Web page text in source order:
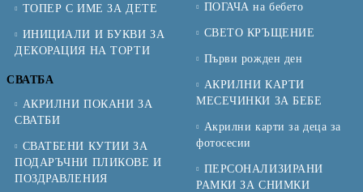
ТОПЕР С ИМЕ ЗА ДЕТЕ
ИНИЦИАЛИ И БУКВИ ЗА
ДЕКОРАЦИЯ НА ТОРТИ
СВАТБА
АКРИЛНИ ПОКАНИ ЗА
СВАТБИ
СВАТБЕНИ КУТИИ ЗА
ПОДАРЪЧНИ ПЛИКОВЕ И
ПОЗДРАВЛЕНИЯ
ПОГАЧА на бебето
СВЕТО КРЪЩЕНИЕ
Първи рожден ден
АКРИЛНИ КАРТИ
МЕСЕЧИНКИ ЗА БЕБЕ
Акрилни карти за деца за
фотосесии
ПЕРСОНАЛИЗИРАНИ
РАМКИ ЗА СНИМКИ